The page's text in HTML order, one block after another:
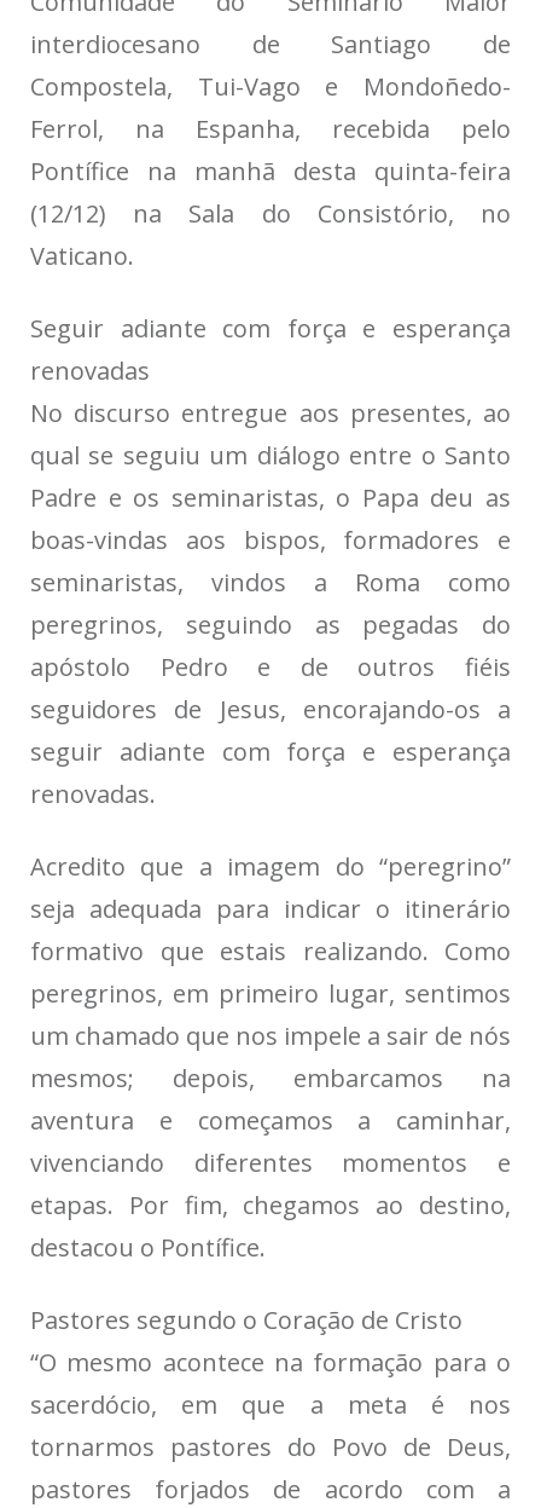
interdiocesano de Santiago de
Compostela, Tui-Vago e Mondoñedo-
Ferrol, na Espanha, recebida pelo
Pontífice na manhã desta quinta-feira
(12/12) na Sala do Consistório, no
Vaticano.
Seguir adiante com força e esperança
renovadas
No discurso entregue aos presentes, ao
qual se seguiu um diálogo entre o Santo
Padre e os seminaristas, o Papa deu as
boas-vindas aos bispos, formadores e
seminaristas, vindos a Roma como
peregrinos, seguindo as pegadas do
apóstolo Pedro e de outros fiéis
seguidores de Jesus, encorajando-os a
seguir adiante com força e esperança
renovadas.
Acredito que a imagem do “peregrino”
seja adequada para indicar o itinerário
formativo que estais realizando. Como
peregrinos, em primeiro lugar, sentimos
um chamado que nos impele a sair de nós
mesmos; depois, embarcamos na
aventura e começamos a caminhar,
vivenciando diferentes momentos e
etapas. Por fim, chegamos ao destino,
destacou o Pontífice.
Pastores segundo o Coração de Cristo
“O mesmo acontece na formação para o
sacerdócio, em que a meta é nos
tornarmos pastores do Povo de Deus,
pastores forjados de acordo com a